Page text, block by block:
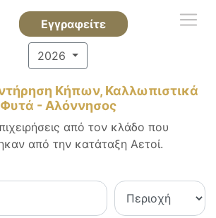
Εγγραφείτε
2026
Κήπων, Καλλωπιστικά
Φυτά - Αλόννησος
από τον κλάδο που
από την κατάταξη Αετοί.